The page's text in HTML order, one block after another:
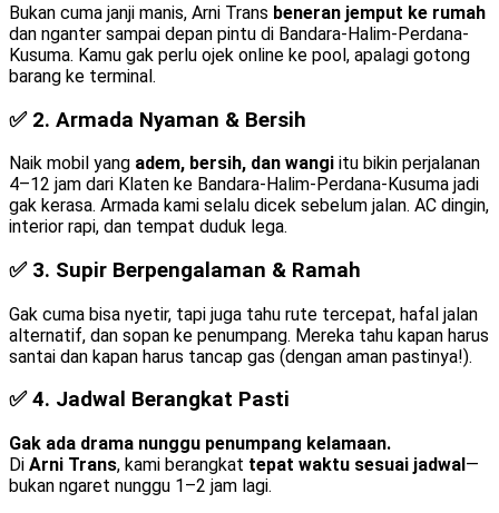
Bukan cuma janji manis, Arni Trans beneran jemput ke rumah
dan nganter sampai depan pintu di Bandara-Halim-Perdana-
Kusuma. Kamu gak perlu ojek online ke pool, apalagi gotong
barang ke terminal.
✅ 2. Armada Nyaman & Bersih
Naik mobil yang adem, bersih, dan wangi itu bikin perjalanan
4–12 jam dari Klaten ke Bandara-Halim-Perdana-Kusuma jadi
gak kerasa. Armada kami selalu dicek sebelum jalan. AC dingin,
interior rapi, dan tempat duduk lega.
✅ 3. Supir Berpengalaman & Ramah
Gak cuma bisa nyetir, tapi juga tahu rute tercepat, hafal jalan
alternatif, dan sopan ke penumpang. Mereka tahu kapan harus
santai dan kapan harus tancap gas (dengan aman pastinya!).
✅ 4. Jadwal Berangkat Pasti
Gak ada drama nunggu penumpang kelamaan.
Di Arni Trans, kami berangkat tepat waktu sesuai jadwal —
bukan ngaret nunggu 1–2 jam lagi.